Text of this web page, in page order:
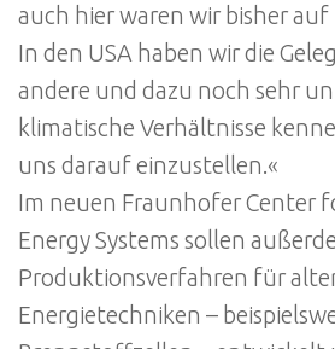
auch hier waren wir bisher
In den USA haben wir die
andere und dazu noch sehr
klimatische Verhältnisse
uns darauf einzustellen.«
Im neuen Fraunhofer Center
Energy Systems sollen
Produktionsverfahren für
Energietechniken –